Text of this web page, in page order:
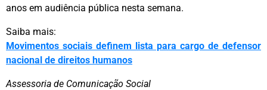
anos em audiência pública nesta semana.
Saiba mais:
Movimentos sociais definem lista para cargo de defensor
nacional de direitos humanos
Assessoria de Comunicação Social